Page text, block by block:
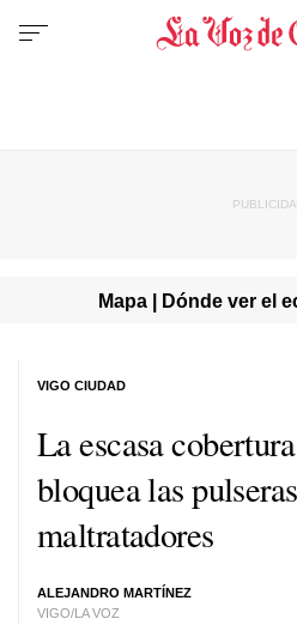
Mapa | Dónde ver el
La escasa
bloquea las
maltratadores
ALEJANDRO MARTÍNEZ
VIGO/LA VOZ
VIGO CIUDAD